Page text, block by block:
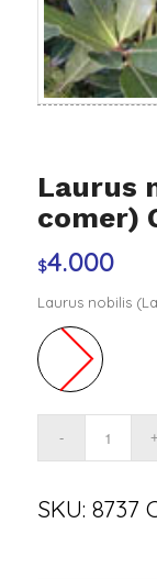
Laurus
comer)
$4.000
Laurus nobilis
SKU: 8737